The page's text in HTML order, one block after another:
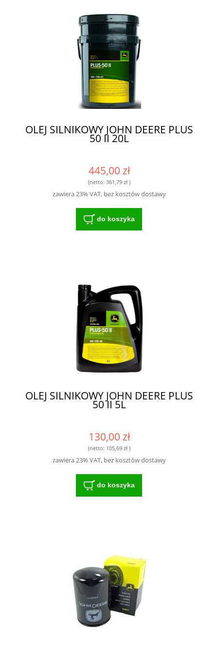
OLEJ SILNIKOWY JOHN DEERE PLUS
50 II 20L
445,00 zł
(netto: 361,79 zł)
zawiera 23% VAT, bez kosztów dostawy
do koszyka
OLEJ SILNIKOWY JOHN DEERE PLUS
50 II 5L
130,00 zł
(netto: 105,69 zł)
zawiera 23% VAT, bez kosztów dostawy
do koszyka